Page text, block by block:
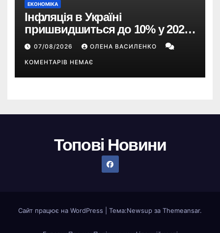
ЕКОНОМІКА
Інфляція в Україні
пришвидшиться до 10% у 2026
році — прогноз НБУ
07/08/2026 ОЛЕНА ВАСИЛЕНКО
КОМЕНТАРІВ НЕМАЄ
Топові Новини
Сайт працює на WordPress Тема:Newsup за Themeansar.